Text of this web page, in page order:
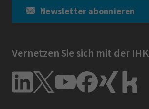
Newsletter abonnieren
Vernetzen Sie sich mit der IHK